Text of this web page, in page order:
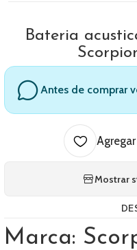
Bateria
Antes de comprar
Mostrar
Marca: